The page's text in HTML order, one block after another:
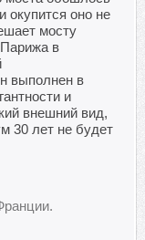
оно не
мосту
в
выполнен в
и
внешний вид,
30 лет не будет